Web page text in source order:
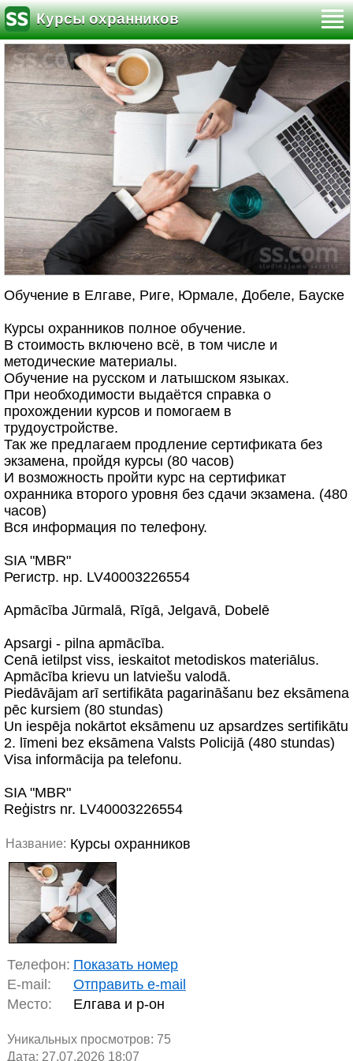
Курсы охранников
Обучение в Елгаве, Риге, Юрмале, Добеле, Бауске
Курсы охранников полное обучение.
В стоимость включено всё, в том числе и
методические материалы.
Обучение на русском и латышском языках.
При необходимости выдаётся справка о
прохождении курсов и помогаем в
трудоустройстве.
Так же предлагаем продление сертификата без
экзамена, пройдя курсы (80 часов)
И возможность пройти курс на сертификат
охранника второго уровня без сдачи экзамена. (480
часов)
Вся информация по телефону.
SIA "MBR"
Регистр. нр. LV40003226554
Apmācība Jūrmalā, Rīgā, Jelgavā, Dobelē
Apsargi - pilna apmācība.
Cenā ietilpst viss, ieskaitot metodiskos materiālus.
Apmācība krievu un latviešu valodā.
Piedāvājam arī sertifikāta pagarināšanu bez eksāmena
pēc kursiem (80 stundas)
Un iespēja nokārtot eksāmenu uz apsardzes sertifikātu
2. līmeni bez eksāmena Valsts Policijā (480 stundas)
Visa informācija pa telefonu.
SIA "MBR"
Reģistrs nr. LV40003226554
Название: Курсы охранников
Телефон: Показать номер
E-mail:
Отправить e-mail
Место:
Елгава и р-он
Уникальных просмотров: 75
Дата: 27.07.2026 18:07